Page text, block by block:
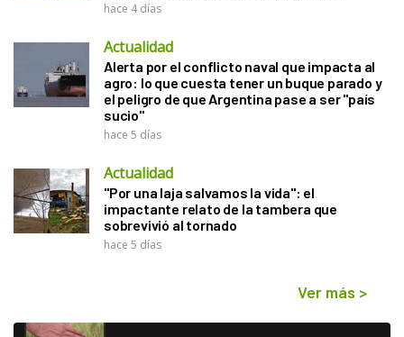
hace 4 días
Actualidad
Alerta por el conflicto naval que impacta al
agro: lo que cuesta tener un buque parado y
el peligro de que Argentina pase a ser "país
sucio"
hace 5 días
Actualidad
"Por una laja salvamos la vida": el
impactante relato de la tambera que
sobrevivió al tornado
hace 5 días
Ver más >